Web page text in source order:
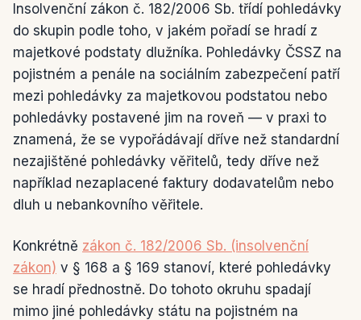
Insolvenční zákon č. 182/2006 Sb. třídí pohledávky
do skupin podle toho, v jakém pořadí se hradí z
majetkové podstaty dlužníka. Pohledávky ČSSZ na
pojistném a penále na sociálním zabezpečení patří
mezi pohledávky za majetkovou podstatou nebo
pohledávky postavené jim na roveň — v praxi to
znamená, že se vypořádávají dříve než standardní
nezajištěné pohledávky věřitelů, tedy dříve než
například nezaplacené faktury dodavatelům nebo
dluh u nebankovního věřitele.
Konkrétně zákon č. 182/2006 Sb. (insolvenční
zákon) v § 168 a § 169 stanoví, které pohledávky
se hradí přednostně. Do tohoto okruhu spadají
mimo jiné pohledávky státu na pojistném na